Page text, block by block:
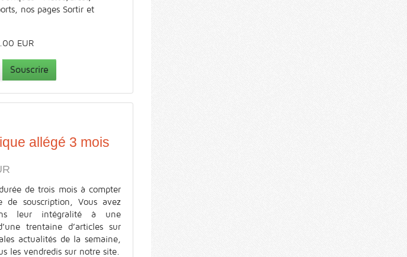
nos pages Sortir et
EUR
Souscrire
allégé 3 mois
de trois mois à compter
de souscription, Vous avez
leur intégralité à une
trentaine d’articles sur
actualités de la semaine,
les vendredis sur notre site.